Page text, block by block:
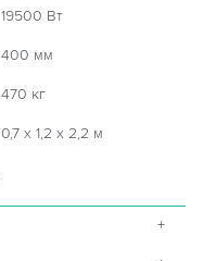
19500 Вт
400 мм
470 кг
0,7 х 1,2 х 2,2 м
+